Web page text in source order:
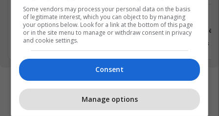
Logjistikë
Prishtinë
15 Mars 2026
Prishtinë
15 Mars
Some vendors may process your personal data on the basis
of legitimate interest, which you can object to by managing
your options below. Look for a link at the bottom of this page
or in the site menu to manage or withdraw consent in privacy
and cookie settings.
Consent
Manage options